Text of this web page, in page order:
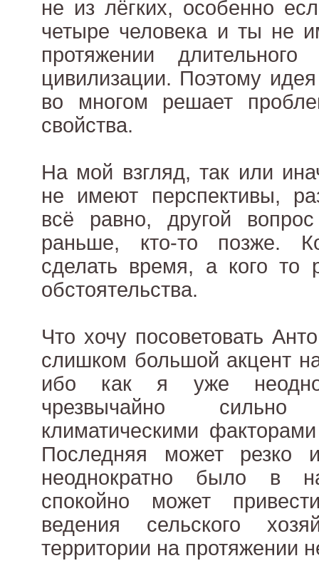
не из лёгких, особенно
четыре человека и ты не
протяжении
цивилизации. Поэтому
во многом решает
свойства.
На мой взгляд, так или
не имеют перспективы,
всё равно, другой
раньше, кто-то позже.
сделать время, а кого то
обстоятельства.
Что хочу посоветовать
слишком большой акцент
ибо как я уже
чрезвычайно
климатическими
Последняя может резко
неоднократно было в
спокойно может
ведения сельского
территории на протяжении